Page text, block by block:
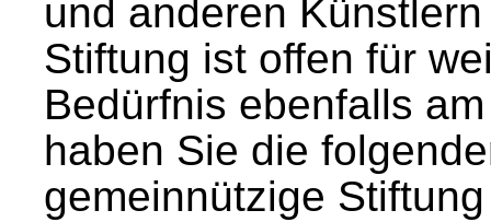
und anderen
Stiftung ist offen für
Bedürfnis ebenfalls
haben Sie die
gemeinnützige